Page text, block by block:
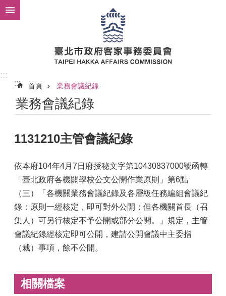
跳到主要內容區塊
:::
:::
首頁 業務會議紀錄
業務會議紀錄
1131210主管會議紀錄
依本府104年4月7日府授秘文字第10430837000號函轉
「臺北政府各機關學校公文公開作業原則」第6點
（三）「各機關業務會議紀錄及各層級任務編組會議紀
錄：原則一經核定，即可對外公開；但各機關首長（召
集人）可另行核定不予公開或部分公開。」規定，主管
會議紀錄經核定即可公開，建請公開會議中主委指
（裁）事項，餘不公開。
相關檔案